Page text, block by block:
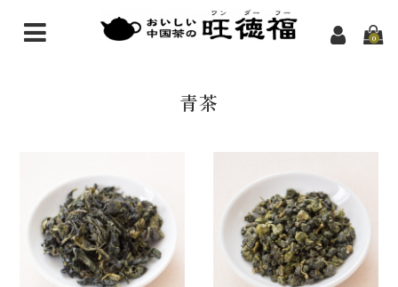
0
お茶の効能
店舗紹介
旺徳福の由来
青茶